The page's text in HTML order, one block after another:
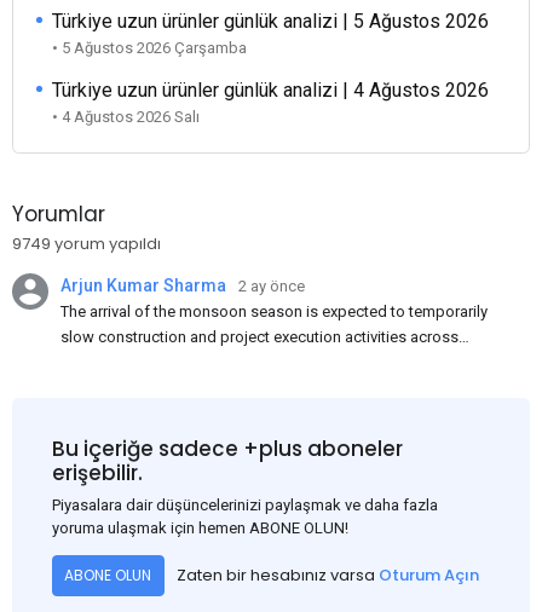
Türkiye uzun ürünler günlük analizi | 5 Ağustos 2026
• 5 Ağustos 2026 Çarşamba
Türkiye uzun ürünler günlük analizi | 4 Ağustos 2026
• 4 Ağustos 2026 Salı
Yorumlar
9749 yorum yapıldı
Arjun Kumar Sharma
2 ay önce
The arrival of the monsoon season is expected to temporarily
slow construction and project execution activities across
and rural construction projects is expected to provide support
to the market despite seasonal disruptions caused by heavy
rainfall.
Bu içeriğe sadece +plus aboneler
erişebilir.
Piyasalara dair düşüncelerinizi paylaşmak ve daha fazla
yoruma ulaşmak için hemen ABONE OLUN!
ABONE OLUN Zaten bir hesabınız varsa Oturum Açın